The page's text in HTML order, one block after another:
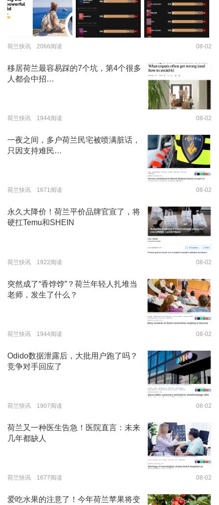
荷兰快讯 2066阅读 08-02
移居荷兰最容易踩的7个坑，第4个很多
人都会中招…
荷兰快讯 1944阅读 08-02
一夜之间，多户荷兰民宅被喷满脏话，
只因支持难民…
荷兰快讯 1671阅读 08-02
永久大降价！荷兰平价品牌官宣了，将
硬扛Temu和SHEIN
荷兰快讯 1922阅读 08-02
突然成了“香饽饽”？荷兰年轻人扎堆当
老师，发生了什么？
荷兰快讯 1944阅读 08-02
Odido数据泄露后，大批用户跑了吗？
竞争对手回应了
荷兰快讯 1907阅读 08-02
荷兰又一种医生告急！医院直言：未来
几年都缺人
荷兰快讯 1677阅读 08-02
爱吃水果的注意了！今年荷兰苹果将变